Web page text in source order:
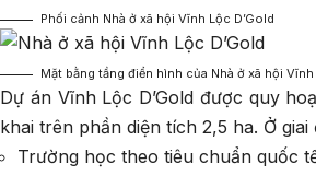
Phối cảnh Nhà ở xã hội Vĩnh Lộc D’Gold
Mặt bằng tầng điển hình của Nhà ở xã hội Vĩnh
Dự án Vĩnh Lộc D’Gold được quy
khai trên phần diện tích 2,5 ha. Ở
Trường học theo tiêu chuẩn quốc